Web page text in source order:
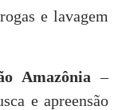
e lavagem
Amazônia –
e apreensão